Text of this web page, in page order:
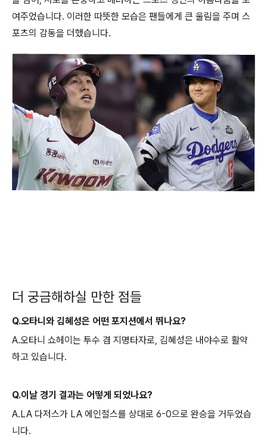
여주었습니다. 이러한 따뜻한 모습은 팬들에게 큰 울림을 주며 스
포츠의 감동을 더했습니다.
더 궁금해하실 만한 점들
Q.오타니와 김혜성은 어떤 포지션에서 뛰나요?
A.오타니 쇼헤이는 투수 겸 지명타자로, 김혜성은 내야수로 활약
하고 있습니다.
Q.이날 경기 결과는 어떻게 되었나요?
A.LA 다저스가 LA 에인절스를 상대로 6-0으로 완승을 거두었습
니다.